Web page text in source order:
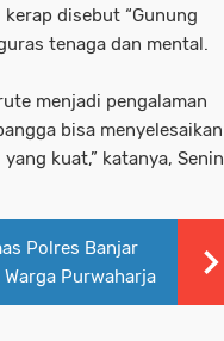
disebut “Gunung
tenaga dan mental.
menjadi pengalaman
bisa menyelesaikan
kuat,” katanya, Senin
Polres Banjar
Purwaharja